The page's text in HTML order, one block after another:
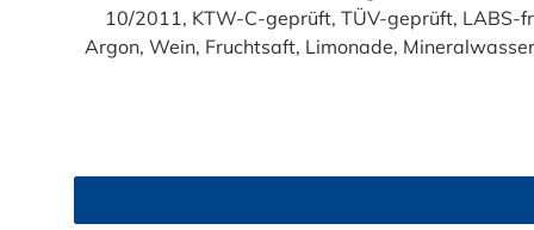
10/2011, KTW-C-geprüft, TÜV-geprüft, LABS-freie Produktion Einsatzbereich: Druckloses
Argon, Wein, Fruchtsaft, Limonade,